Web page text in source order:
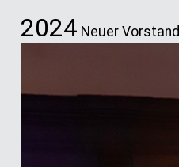
2024 Neuer Vorstand